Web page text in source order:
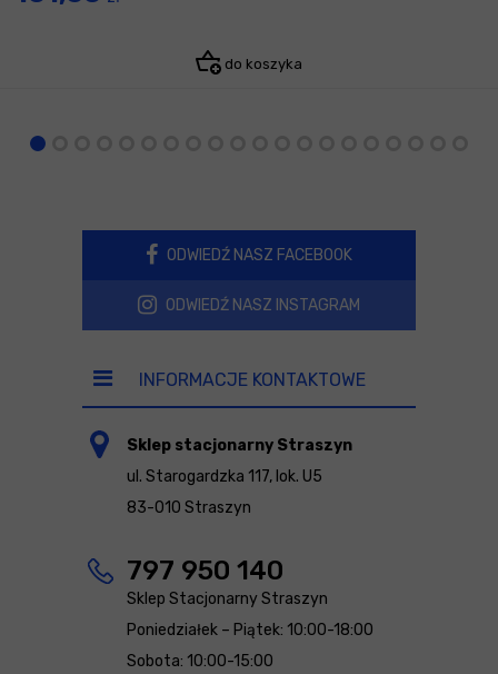
do koszyka
ODWIEDŹ NASZ FACEBOOK
ODWIEDŹ NASZ INSTAGRAM
INFORMACJE KONTAKTOWE
Sklep stacjonarny Straszyn
ul. Starogardzka 117, lok. U5
83-010 Straszyn
797 950 140
Sklep Stacjonarny Straszyn
Poniedziałek – Piątek: 10:00-18:00
Sobota: 10:00-15:00